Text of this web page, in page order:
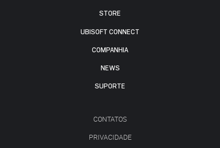
STORE
UBISOFT CONNECT
COMPANHIA
NEWS
SUPORTE
CONTATOS
PRIVACIDADE